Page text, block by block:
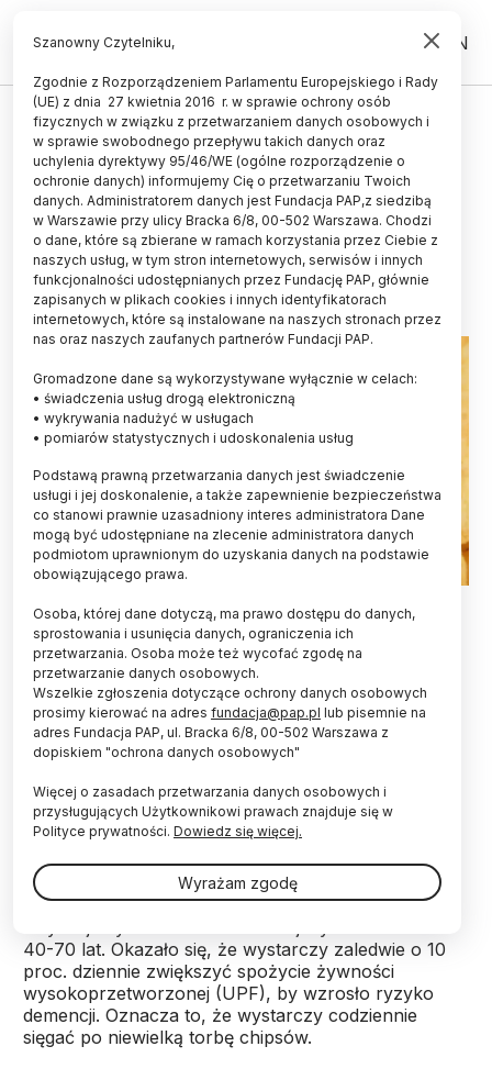
PL EN
ŚWIAT
Badania: nawet jedna porcja
chipsów dziennie zwiększa ryzyko
demencji
07.05.2026
aktualizacja: 07.05.2026
2 minuty czytania
Lange
Nawet niewielka porcja chipsów ziemniaczanych
dziennie może zwiększyć ryzyko demencji –
wynika z najnowszych badań. To kolejne
obserwacje wskazujące na szkodliwe działanie
żywności wysokoprzetworzonej. Wcześniej
cukrzycy, a nawet depresji i zaburzeń snu.
Najnowsze badania publikuje pismo „Alzheimer &
Dementia: Diagnosis, Assessment & Disease
Monitorung”. W ciągu roku przeanalizowano
40-70 lat. Okazało się, że wystarczy zaledwie o 10
proc. dziennie zwiększyć spożycie żywności
wysokoprzetworzonej (UPF), by wzrosło ryzyko
demencji. Oznacza to, że wystarczy codziennie
sięgać po niewielką torbę chipsów.
Szanowny Czytelniku,
Zgodnie z Rozporządzeniem Parlamentu Europejskiego i Rady
(UE) z dnia 27 kwietnia 2016 r. w sprawie ochrony osób
fizycznych w związku z przetwarzaniem danych osobowych i
w sprawie swobodnego przepływu takich danych oraz
uchylenia dyrektywy 95/46/WE (ogólne rozporządzenie o
ochronie danych) informujemy Cię o przetwarzaniu Twoich
danych. Administratorem danych jest Fundacja PAP,z siedzibą
w Warszawie przy ulicy Bracka 6/8, 00-502 Warszawa. Chodzi
o dane, które są zbierane w ramach korzystania przez Ciebie z
naszych usług, w tym stron internetowych, serwisów i innych
funkcjonalności udostępnianych przez Fundację PAP, głównie
zapisanych w plikach cookies i innych identyfikatorach
internetowych, które są instalowane na naszych stronach przez
nas oraz naszych zaufanych partnerów Fundacji PAP.
Gromadzone dane są wykorzystywane wyłącznie w celach:
• świadczenia usług drogą elektroniczną
• wykrywania nadużyć w usługach
• pomiarów statystycznych i udoskonalenia usług
Podstawą prawną przetwarzania danych jest świadczenie
usługi i jej doskonalenie, a także zapewnienie bezpieczeństwa
co stanowi prawnie uzasadniony interes administratora Dane
mogą być udostępniane na zlecenie administratora danych
podmiotom uprawnionym do uzyskania danych na podstawie
obowiązującego prawa.
Osoba, której dane dotyczą, ma prawo dostępu do danych,
sprostowania i usunięcia danych, ograniczenia ich
przetwarzania. Osoba może też wycofać zgodę na
przetwarzanie danych osobowych.
Wszelkie zgłoszenia dotyczące ochrony danych osobowych
prosimy kierować na adres fundacja@pap.pl lub pisemnie na
adres Fundacja PAP, ul. Bracka 6/8, 00-502 Warszawa z
dopiskiem "ochrona danych osobowych"
Więcej o zasadach przetwarzania danych osobowych i
przysługujących Użytkownikowi prawach znajduje się w
Polityce prywatności. Dowiedz się więcej.
Wyrażam zgodę